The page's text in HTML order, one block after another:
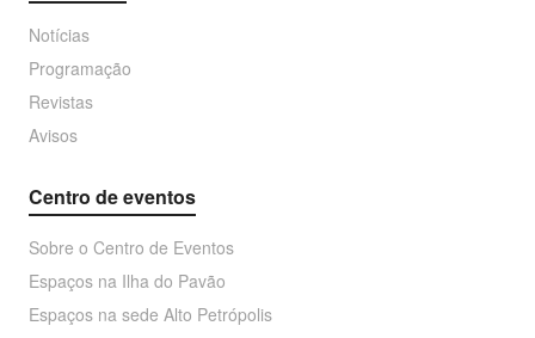
Notícias
Programação
Revistas
Avisos
Centro de eventos
Sobre o Centro de Eventos
Espaços na Ilha do Pavão
Espaços na sede Alto Petrópolis